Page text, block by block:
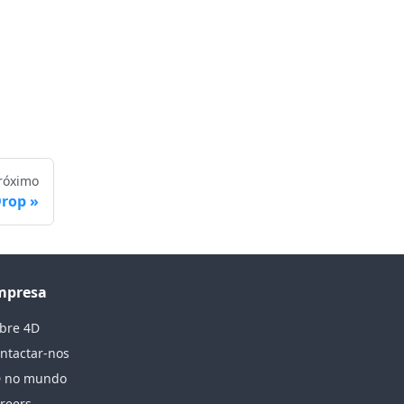
4D
nos
no mundo